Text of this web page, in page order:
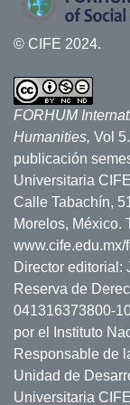
© CIFE 2024.
FORHUM
Humanities, Vol
publicación
Universitaria
Calle Tabachín,
Morelos, México.
www.cife.edu.mx/
Director editorial:
Reserva de
041316373800-
por el Instituto
Responsable de
Unidad de
Universitaria